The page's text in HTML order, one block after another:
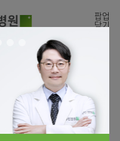
팝업
닫기
진료시간표
월요일
09:00~18:00
화 ~ 금
09:00~17:00